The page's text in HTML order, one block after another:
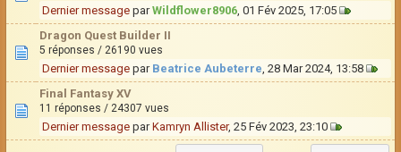
Dernier message parWildflower8906, 01 Fév 2025, 17:05
Dragon Quest Builder II
5 réponses / 26190 vues
Dernier message par Beatrice Aubeterre, 28 Mar 2024, 13:58
Final Fantasy XV
11 réponses / 24307 vues
Dernier message parKamryn Allister, 25 Fév 2023, 23:10